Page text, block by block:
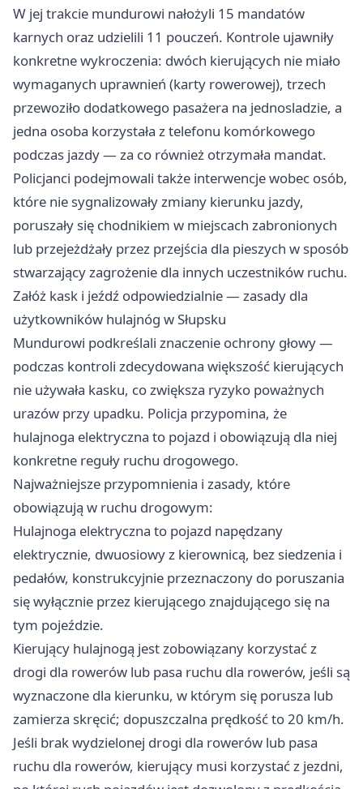
W jej trakcie mundurowi nałożyli 15 mandatów
karnych oraz udzielili 11 pouczeń. Kontrole ujawniły
konkretne wykroczenia: dwóch kierujących nie miało
wymaganych uprawnień (karty rowerowej), trzech
przewoziło dodatkowego pasażera na jednosladzie, a
jedna osoba korzystała z telefonu komórkowego
podczas jazdy — za co również otrzymała mandat.
Policjanci podejmowali także interwencje wobec osób,
które nie sygnalizowały zmiany kierunku jazdy,
poruszały się chodnikiem w miejscach zabronionych
lub przejeżdżały przez przejścia dla pieszych w sposób
stwarzający zagrożenie dla innych uczestników ruchu.
Załóż kask i jeźdź odpowiedzialnie — zasady dla
użytkowników hulajnóg w Słupsku
Mundurowi podkreślali znaczenie ochrony głowy —
podczas kontroli zdecydowana większość kierujących
nie używała kasku, co zwiększa ryzyko poważnych
urazów przy upadku. Policja przypomina, że
hulajnoga elektryczna to pojazd i obowiązują dla niej
konkretne reguły ruchu drogowego.
Najważniejsze przypomnienia i zasady, które
obowiązują w ruchu drogowym:
Hulajnoga elektryczna to pojazd napędzany
elektrycznie, dwuosiowy z kierownicą, bez siedzenia i
pedałów, konstrukcyjnie przeznaczony do poruszania
się wyłącznie przez kierującego znajdującego się na
tym pojeździe.
Kierujący hulajnogą jest zobowiązany korzystać z
drogi dla rowerów lub pasa ruchu dla rowerów, jeśli są
wyznaczone dla kierunku, w którym się porusza lub
zamierza skręcić; dopuszczalna prędkość to 20 km/h.
Jeśli brak wydzielonej drogi dla rowerów lub pasa
ruchu dla rowerów, kierujący musi korzystać z jezdni,